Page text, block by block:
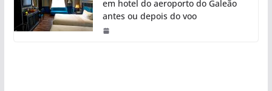
em hotel do aeroporto do Galeão
antes ou depois do voo